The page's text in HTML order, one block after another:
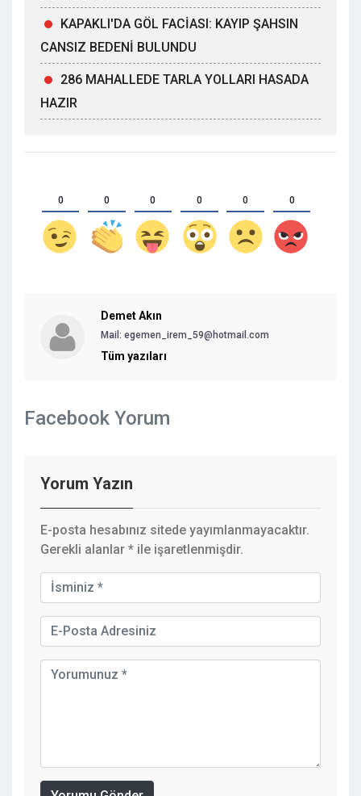
KAPAKLI'DA GÖL FACİASI: KAYIP ŞAHSIN
CANSIZ BEDENİ BULUNDU
286 MAHALLEDE TARLA YOLLARI HASADA
HAZIR
0 0 0 0 0 0
Demet Akın
Mail: egemen_irem_59@hotmail.com
Tüm yazıları
Facebook Yorum
Yorum Yazın
E-posta hesabınız sitede yayımlanmayacaktır.
Gerekli alanlar * ile işaretlenmişdir.